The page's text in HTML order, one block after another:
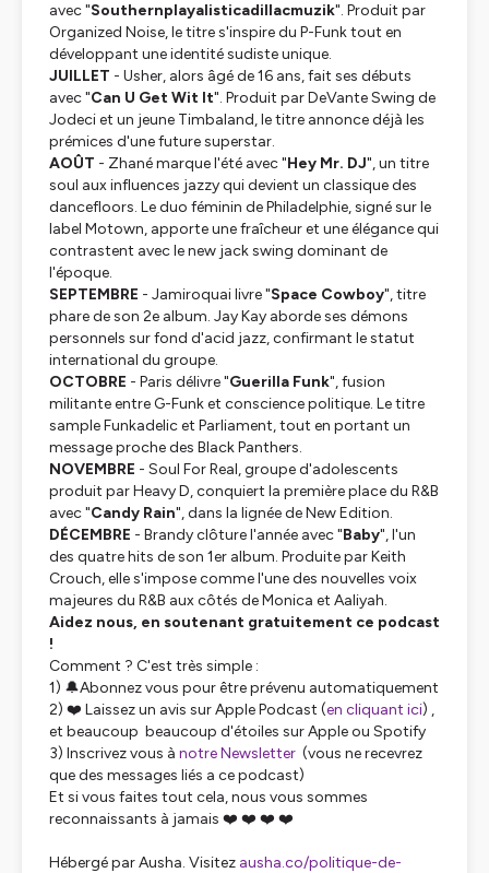
avec "Southernplayalisticadillacmuzik". Produit par
Organized Noise, le titre s'inspire du P-Funk tout en
développant une identité sudiste unique.
JUILLET - Usher, alors âgé de 16 ans, fait ses débuts
avec "Can U Get Wit It". Produit par DeVante Swing de
Jodeci et un jeune Timbaland, le titre annonce déjà les
prémices d'une future superstar.
AOÛT - Zhané marque l'été avec "Hey Mr. DJ", un titre
soul aux influences jazzy qui devient un classique des
dancefloors. Le duo féminin de Philadelphie, signé sur le
label Motown, apporte une fraîcheur et une élégance qui
contrastent avec le new jack swing dominant de
l'époque.
SEPTEMBRE - Jamiroquai livre "Space Cowboy", titre
phare de son 2e album. Jay Kay aborde ses démons
personnels sur fond d'acid jazz, confirmant le statut
international du groupe.
OCTOBRE - Paris délivre "Guerilla Funk", fusion
militante entre G-Funk et conscience politique. Le titre
sample Funkadelic et Parliament, tout en portant un
message proche des Black Panthers.
NOVEMBRE - Soul For Real, groupe d'adolescents
produit par Heavy D, conquiert la première place du R&B
avec "Candy Rain", dans la lignée de New Edition.
DÉCEMBRE - Brandy clôture l'année avec "Baby", l'un
des quatre hits de son 1er album. Produite par Keith
Crouch, elle s'impose comme l'une des nouvelles voix
majeures du R&B aux côtés de Monica et Aaliyah.
Aidez nous, en soutenant gratuitement ce podcast
!
Comment ? C'est très simple :
1) 🔔Abonnez vous pour être prévenu automatiquement
2) ❤️ Laissez un avis sur Apple Podcast (en cliquant ici) ,
et beaucoup beaucoup d'étoiles sur Apple ou Spotify
3) Inscrivez vous à notre Newsletter (vous ne recevrez
que des messages liés a ce podcast)
Et si vous faites tout cela, nous vous sommes
reconnaissants à jamais ❤️ ❤️ ❤️ ❤️
Hébergé par Ausha. Visitez ausha.co/politique-de-